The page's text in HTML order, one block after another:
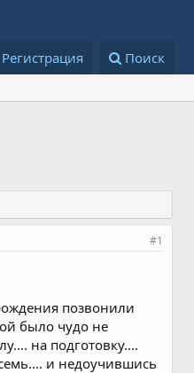
Регистрация Поиск
#1
позвонили
было чудо не
на подготовку....
и недоучившись